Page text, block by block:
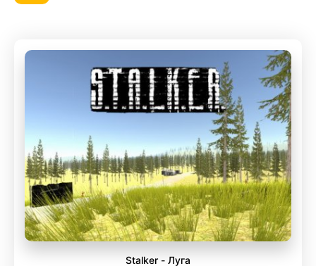
Stalker - Луга